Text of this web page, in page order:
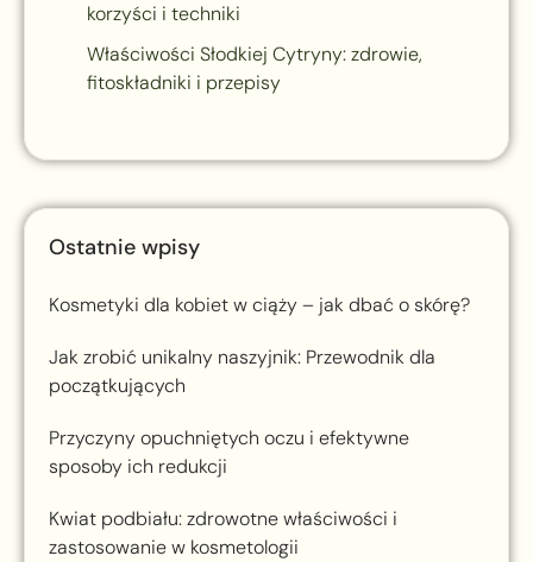
korzyści i techniki
Właściwości Słodkiej Cytryny: zdrowie,
fitoskładniki i przepisy
Ostatnie wpisy
Kosmetyki dla kobiet w ciąży – jak dbać o skórę?
Jak zrobić unikalny naszyjnik: Przewodnik dla
początkujących
Przyczyny opuchniętych oczu i efektywne
sposoby ich redukcji
Kwiat podbiału: zdrowotne właściwości i
zastosowanie w kosmetologii